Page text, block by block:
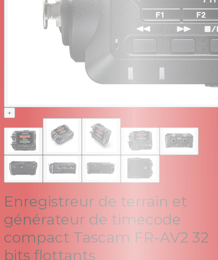
+
Enregistreur de terrain et
générateur de timecode
compact Tascam FR-AV2 32
bits flottants